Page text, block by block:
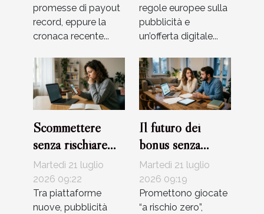
promesse di payout
record, eppure la
cronaca recente...
regole europee sulla
pubblicità e
un’offerta digitale...
Scommettere
senza rischiare
truffe: errori
comuni da evitare
Martedì 21 luglio
2026 09:22
Tra piattaforme
nuove, pubblicità
Il futuro dei
bonus senza
deposito:
tendenza reale o
solo marketing?
Martedì 21 luglio
2026 09:19
Promettono giocate
“a rischio zero”,